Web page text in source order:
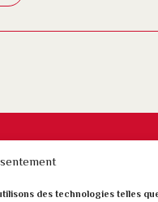
des technologies telles